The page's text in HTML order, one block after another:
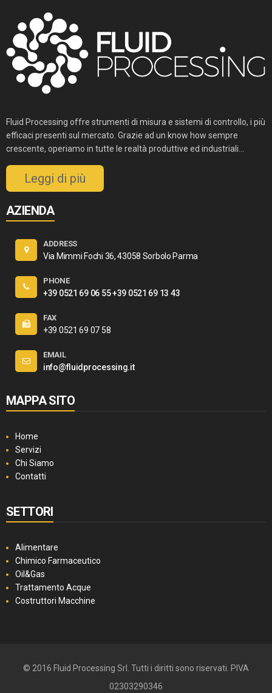
Fluid Processing offre strumenti di misura e sistemi di controllo, i più
efficaci presenti sul mercato. Grazie ad un know how sempre
crescente, operiamo in tutte le realtà produttive ed industriali...
Leggi di più
AZIENDA
ADDRESS
Via Mimmi Fochi 36, 43058 Sorbolo Parma
PHONE
+39 0521 69 06 55+39 0521 69 13 43
FAX
+39 0521 69 07 58
EMAIL
info@fluidprocessing.it
MAPPA SITO
Home
Servizi
Chi Siamo
Contatti
SETTORI
Alimentare
Chimico Farmaceutico
Oil&Gas
Trattamento Acque
Costruttori Macchine
© 2016 Fluid Processing Srl. Tutti i diritti sono riservati. PIVA
02303290346